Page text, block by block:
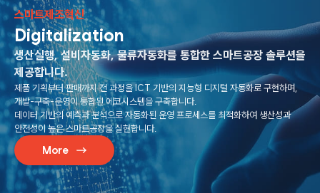
스마트제조혁신
Digitalization
생산실행, 설비자동화, 물류자동화를 통합한 스마트공장 솔루션을
제공합니다.
제품 기획부터 판매까지 전 과정을 ICT 기반의 지능형 디지털 자동화로 구현하며,
개발-구축-운영이 통합된 에코시스템을 구축합니다.
데이터 기반의 예측과 분석으로 자동화된 운영 프로세스를 최적화하여 생산성과
안전성이 높은 스마트공장을 실현합니다.
More